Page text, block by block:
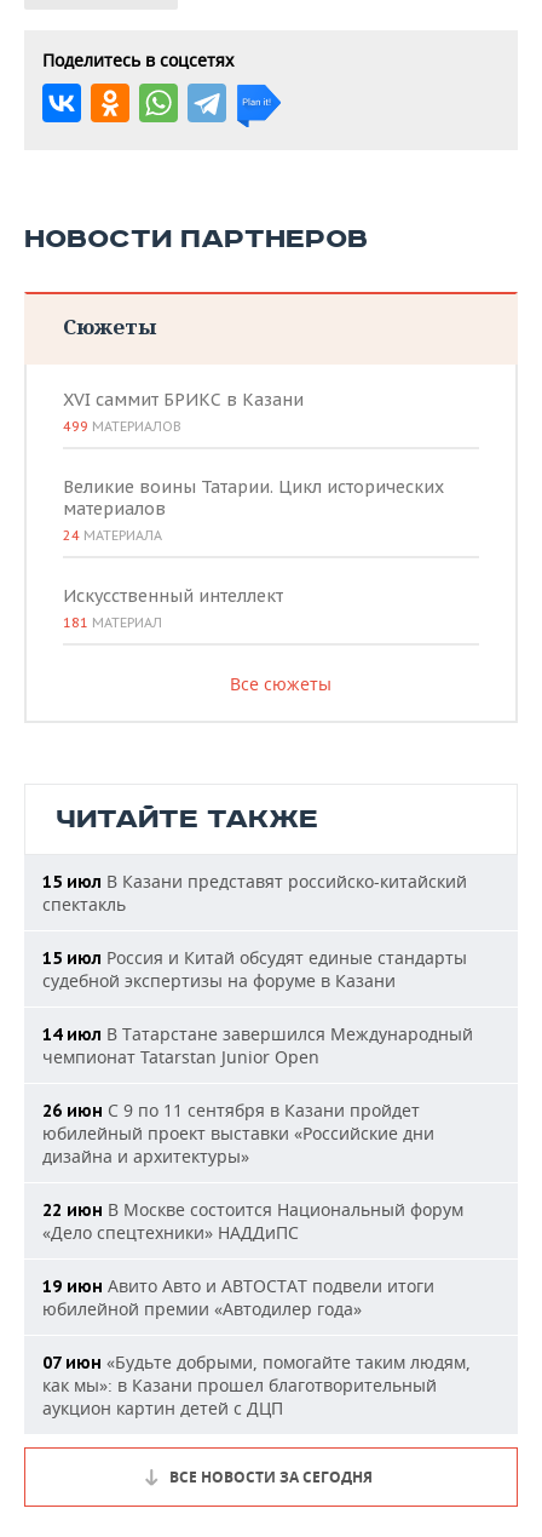
Поделитесь в соцсетях
НОВОСТИ ПАРТНЕРОВ
Сюжеты
XVI саммит БРИКС в Казани
499 МАТЕРИАЛОВ
Великие воины Татарии. Цикл исторических
материалов
24 МАТЕРИАЛА
Искусственный интеллект
181 МАТЕРИАЛ
Все сюжеты
ЧИТАЙТЕ ТАКЖЕ
15 июл В Казани представят российско-китайский
спектакль
15 июл Россия и Китай обсудят единые стандарты
судебной экспертизы на форуме в Казани
14 июл В Татарстане завершился Международный
чемпионат Tatarstan Junior Open
26 июн С 9 по 11 сентября в Казани пройдет
юбилейный проект выставки «Российские дни
дизайна и архитектуры»
22 июн В Москве состоится Национальный форум
«Дело спецтехники» НАДДиПС
19 июн Авито Авто и АВТОСТАТ подвели итоги
юбилейной премии «Автодилер года»
07 июн «Будьте добрыми, помогайте таким людям,
как мы»: в Казани прошел благотворительный
аукцион картин детей с ДЦП
ВСЕ НОВОСТИ ЗА СЕГОДНЯ